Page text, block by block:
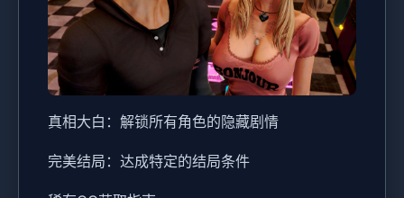
真相大白：解锁所有角色的隐藏剧情
完美结局：达成特定的结局条件